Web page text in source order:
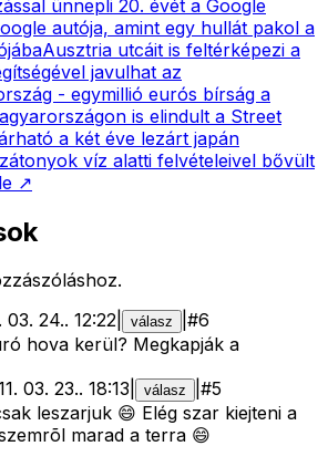
ünnepli 20. évét a Google
autója, amint egy hullát pakol a
Ausztria utcáit is feltérképezi a
javulhat az
- egymillió eurós bírság a
is elindult a Street
a két éve lezárt japán
víz alatti felvételeivel bővült
↗
03. 24.. 12:22 válasz #6
hova kerül? Megkapják a
03. 23.. 18:13 válasz #5
leszarjuk 😄 Elég szar kiejteni a
marad a terra 😄